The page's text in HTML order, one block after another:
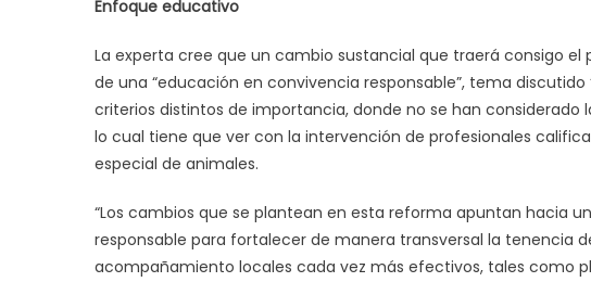
Enfoque educativo
La experta cree que un cambio sustancial que traerá consigo el
de una “educación en convivencia responsable”, tema
criterios distintos de importancia, donde no se han considerado
lo cual tiene que ver con la intervención de profesionales
especial de animales.
“Los cambios que se plantean en esta reforma apuntan hacia
responsable para fortalecer de manera transversal la tenencia
acompañamiento locales cada vez más efectivos, tales como